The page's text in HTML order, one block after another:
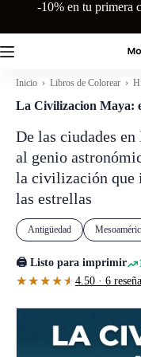
contenido
-10% en tu primera
Inicio › Libros de Colorear ›
La Civilizacion Maya:
De las ciudades
al genio
la civilización que
las estrellas
Antigüedad
🖨️ Listo para imprimir
★★★★★
★★★★★ 4.50 · 6